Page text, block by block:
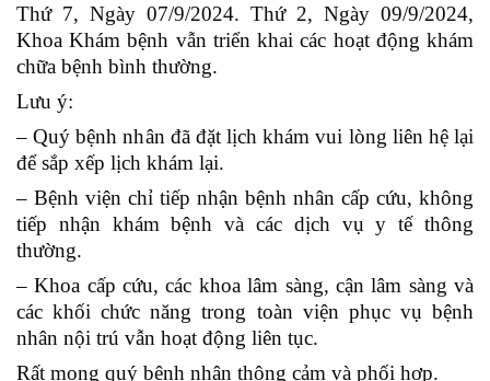
Thứ 7, Ngày 07/9/2024. Thứ 2, Ngày 09/9/2024,
Khoa Khám bệnh vẫn triển khai các hoạt động khám
chữa bệnh bình thường.
Lưu ý:
– Quý bệnh nhân đã đặt lịch khám vui lòng liên hệ lại
để sắp xếp lịch khám lại.
– Bệnh viện chỉ tiếp nhận bệnh nhân cấp cứu, không
tiếp nhận khám bệnh và các dịch vụ y tế thông
thường.
– Khoa cấp cứu, các khoa lâm sàng, cận lâm sàng và
các khối chức năng trong toàn viện phục vụ bệnh
nhân nội trú vẫn hoạt động liên tục.
Rất mong quý bệnh nhân thông cảm và phối hợp.